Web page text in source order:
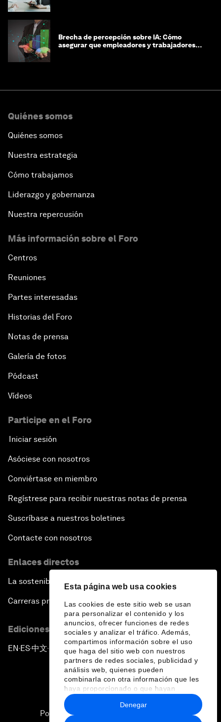
Esta página web usa cookies
Las cookies de este sitio web se usan
para personalizar el contenido y los
anuncios, ofrecer funciones de redes
sociales y analizar el tráfico. Además,
compartimos información sobre el uso
que haga del sitio web con nuestros
partners de redes sociales, publicidad y
análisis web, quienes pueden
combinarla con otra información que les
haya proporcionado o que hayan
recopilado a partir del uso que haya
hecho de sus servicios.
Denegar
Brecha de percepción sobre IA: Cómo
asegurar que empleadores y trabajadores
Quiénes somos
Quiénes somos
Nuestra estrategia
Cómo trabajamos
Liderazgo y gobernanza
Nuestra repercusión
Más información sobre el Foro
Centros
Reuniones
Partes interesadas
Historias del Foro
Notas de prensa
Galería de fotos
Pódcast
Vídeos
Participe en el Foro
Iniciar sesión
Asóciese con nosotros
Conviértase en miembro
Regístrese para recibir nuestras notas de prensa
Suscríbase a nuestros boletines
Contacte con nosotros
Enlaces directos
La sostenibilidad en el Foro
Carreras profesionales
Ediciones en otros idiomas
EN ▪ES▪中文▪ 日本語
Política de privacidad y normas de uso